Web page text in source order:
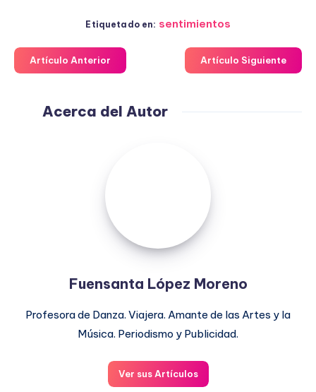
Etiquetado en: sentimientos
Artículo Anterior Artículo Siguiente
Acerca del Autor
Fuensanta López Moreno
Profesora de Danza. Viajera. Amante de las Artes y la
Música. Periodismo y Publicidad.
Ver sus Artículos